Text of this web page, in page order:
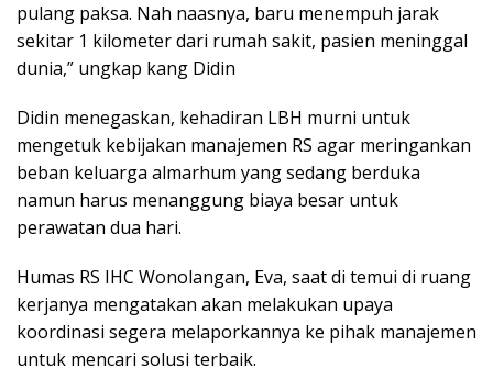
pulang paksa. Nah naasnya, baru menempuh jarak
sekitar 1 kilometer dari rumah sakit, pasien meninggal
dunia,” ungkap kang Didin
Didin menegaskan, kehadiran LBH murni untuk
mengetuk kebijakan manajemen RS agar meringankan
beban keluarga almarhum yang sedang berduka
namun harus menanggung biaya besar untuk
perawatan dua hari.
Humas RS IHC Wonolangan, Eva, saat di temui di ruang
kerjanya mengatakan akan melakukan upaya
koordinasi segera melaporkannya ke pihak manajemen
untuk mencari solusi terbaik.